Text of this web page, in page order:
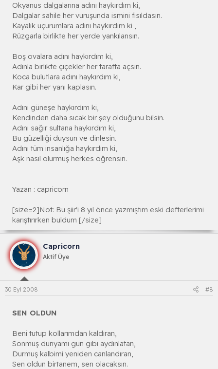
Okyanus dalgalarına adını haykırdım ki,
Dalgalar sahile her vuruşunda ismini fısıldasın.
Kayalık uçurumlara adını haykırdım ki ,
Rüzgarla birlikte her yerde yankılansın.
Boş ovalara adını haykırdım ki,
Adınla birlikte çiçekler her tarafta açsın.
Koca bulutlara adını haykırdım ki,
Kar gibi her yanı kaplasın.
Adını güneşe haykırdım ki,
Kendinden daha sıcak bir şey olduğunu bilsin.
Adını sağır sultana haykırdım ki,
Bu güzelliği duysun ve dinlesin.
Adını tüm insanlığa haykırdım ki,
Aşk nasıl olurmuş herkes öğrensin.
Yazan : capricorn
[size=2]Not: Bu şiir'i 8 yıl önce yazmıştım eski defterlerimi
karıştırırken buldum [/size]
Capricorn
Aktif Üye
30 Eyl 2008 #8
SEN OLDUN
Beni tutup kollarımdan kaldıran,
Sönmüş dünyamı gün gibi aydınlatan,
Durmuş kalbimi yeniden canlandıran,
Sen oldun birtanem, sen olacaksın.